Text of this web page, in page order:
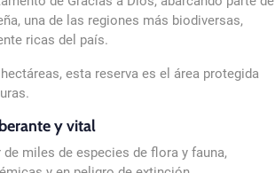
una de las regiones más biodiversas,
ricas del país.
esta reserva es el área protegida
y vital
miles de especies de flora y fauna,